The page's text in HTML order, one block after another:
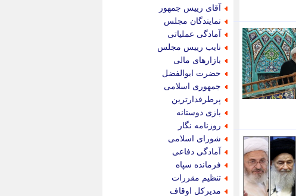
آقای رییس جمهور
نمایندگان مجلس
آمادگی عملیاتی
نایب رییس مجلس
بازارهای مالی
حضرت ابوالفضل
جمهوری اسلامی
پرطرفدارترین
بازی دوستانه
روزنامه نگار
شورای اسلامی
آمادگی دفاعی
فرمانده سپاه
تنظیم مقررات
مدیرکل اوقاف